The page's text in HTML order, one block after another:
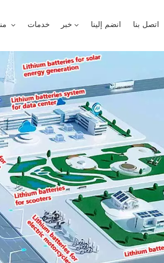
خدمات خبر انضم إلينا اتصل بنا